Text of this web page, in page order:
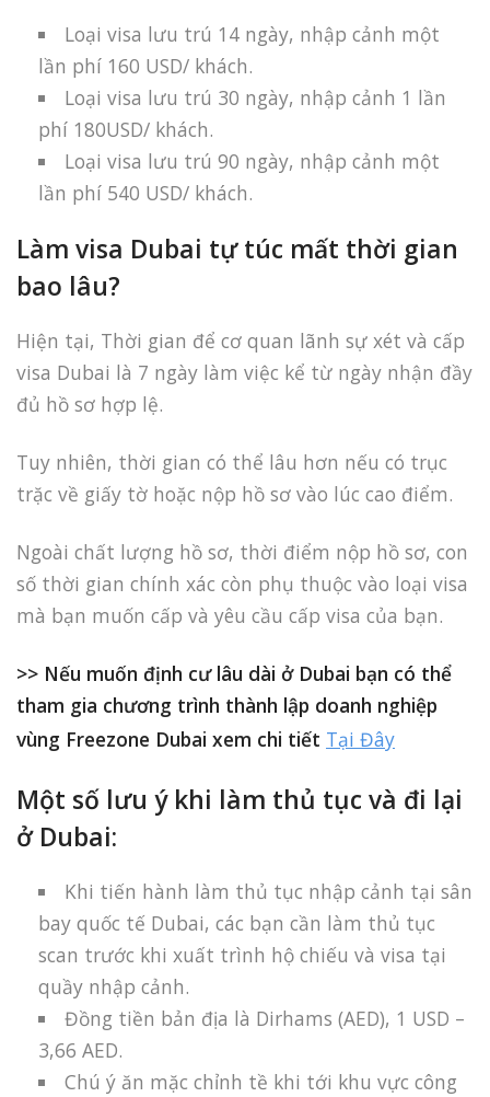
Loại visa lưu trú 14 ngày, nhập cảnh một
lần phí 160 USD/ khách.
Loại visa lưu trú 30 ngày, nhập cảnh 1 lần
phí 180USD/ khách.
Loại visa lưu trú 90 ngày, nhập cảnh một
lần phí 540 USD/ khách.
Làm visa Dubai tự túc mất thời gian
bao lâu?
Hiện tại, Thời gian để cơ quan lãnh sự xét và cấp
visa Dubai là 7 ngày làm việc kể từ ngày nhận đầy
đủ hồ sơ hợp lệ.
Tuy nhiên, thời gian có thể lâu hơn nếu có trục
trặc về giấy tờ hoặc nộp hồ sơ vào lúc cao điểm.
Ngoài chất lượng hồ sơ, thời điểm nộp hồ sơ, con
số thời gian chính xác còn phụ thuộc vào loại visa
mà bạn muốn cấp và yêu cầu cấp visa của bạn.
>> Nếu muốn định cư lâu dài ở Dubai bạn có thể
tham gia chương trình thành lập doanh nghiệp
vùng Freezone Dubai xem chi tiết Tại Đây
Một số lưu ý khi làm thủ tục và đi lại
ở Dubai:
Khi tiến hành làm thủ tục nhập cảnh tại sân
bay quốc tế Dubai, các bạn cần làm thủ tục
scan trước khi xuất trình hộ chiếu và visa tại
quầy nhập cảnh.
Đồng tiền bản địa là Dirhams (AED), 1 USD –
3,66 AED.
Chú ý ăn mặc chỉnh tề khi tới khu vực công